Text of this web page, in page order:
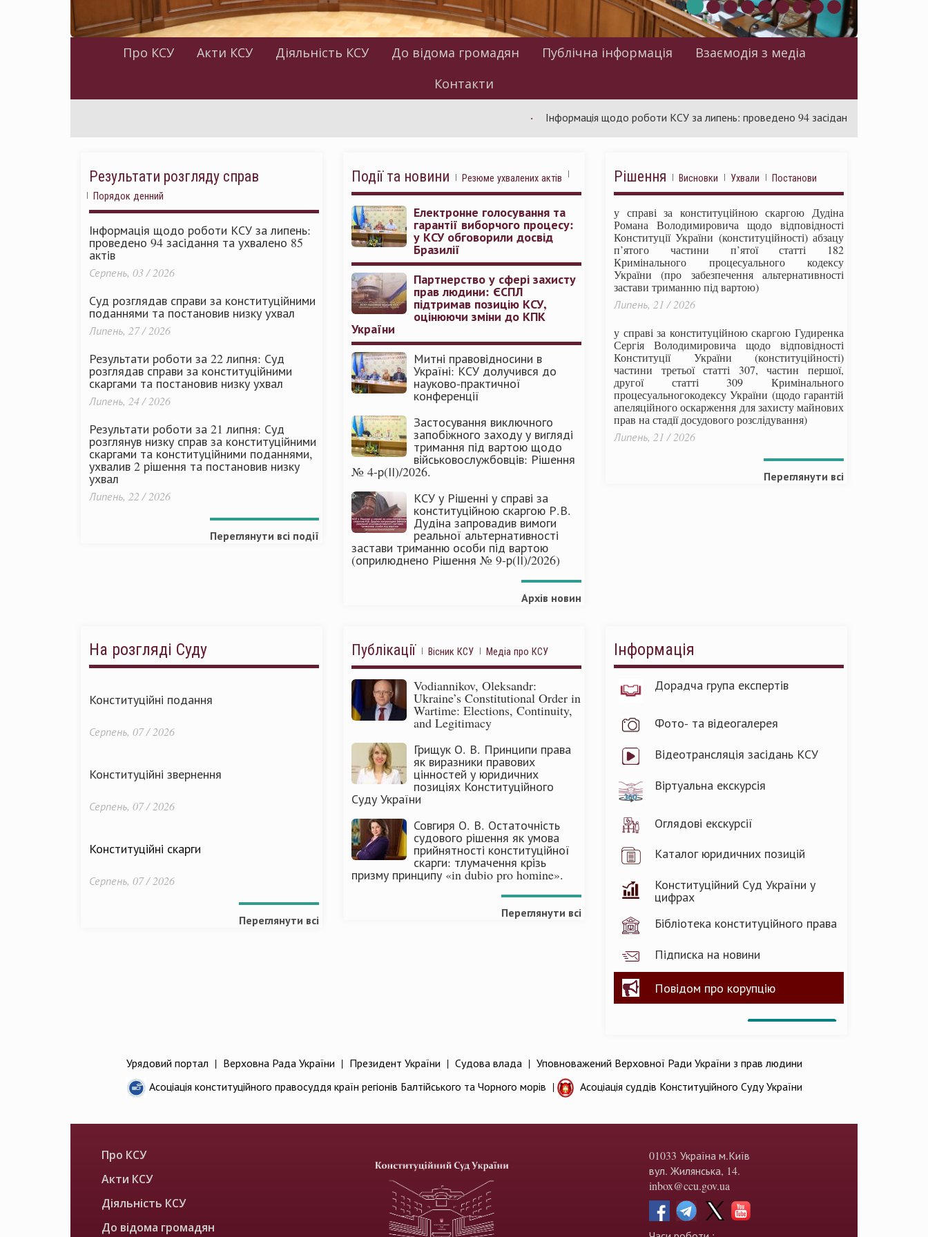
Про КСУ Акти КСУ Діяльність КСУ До відома громадян Публічна інформація
Взаємодія з медіа
Контакти
Інформація щодо роботи КСУ за липень: проведено 94 засідання та ухвалено 85 актів
Результати розгляду справ
Порядок денний
Інформація щодо роботи КСУ за липень:
проведено 94 засідання та ухвалено 85
актів
Серпень, 03 / 2026
Суд розглядав справи за конституційними
поданнями та постановив низку ухвал
Липень, 27 / 2026
Результати роботи за 22 липня: Суд
розглядав справи за конституційними
скаргами та постановив низку ухвал
Липень, 24 / 2026
Результати роботи за 21 липня: Суд
розглянув низку справ за конституційними
скаргами та конституційними поданнями,
ухвалив 2 рішення та постановив низку
ухвал
Липень, 22 / 2026
Переглянути всі події
Події та новини Резюме ухвалених актів
Електронне голосування та
гарантії виборчого процесу:
у КСУ обговорили досвід
Бразилії
Партнерство у сфері захисту
прав людини: ЄСПЛ
підтримав позицію КСУ,
оцінюючи зміни до КПК
України
Митні правовідносини в
Україні: КСУ долучився до
науково-практичної
конференції
Застосування виключного
запобіжного заходу у вигляді
тримання під вартою щодо
військовослужбовців: Рішення
№ 4-р(ІІ)/2026.
КСУ у Рішенні у справі за
конституційною скаргою Р.В.
Дудіна запровадив вимоги
реальної альтернативності
застави триманню особи під вартою
(оприлюднено Рішення № 9-р(ІІ)/2026)
Архів новин
Рішення Висновки Ухвали Постанови
у справі за конституційною скаргою Дудіна
Романа Володимировича щодо відповідності
Конституції України (конституційності) абзацу
п’ятого частини п’ятої статті 182
Кримінального процесуального кодексу
України (про забезпечення альтернативності
застави триманню під вартою)
Липень, 21 / 2026
у справі за конституційною скаргою Гудиренка
Сергія Володимировича щодо відповідності
Конституції України (конституційності)
частини третьої статті 307, частин першої,
другої статті 309 Кримінального
процесуальногокодексу України (щодо гарантій
апеляційного оскарження для захисту майнових
прав на стадії досудового розслідування)
Липень, 21 / 2026
Переглянути всі
На розгляді Суду
Конституційні подання
Серпень, 07 / 2026
Конституційні звернення
Серпень, 07 / 2026
Конституційні скарги
Серпень, 07 / 2026
Переглянути всі
Публікації Вісник КСУ Медіа про КСУ
Vodiannikov, Oleksandr:
Ukraine’s Constitutional Order in
Wartime: Elections, Continuity,
and Legitimacy
Грищук О. В. Принципи права
як виразники правових
цінностей у юридичних
позиціях Конституційного
Суду України
Совгиря О. В. Остаточність
судового рішення як умова
прийнятності конституційної
скарги: тлумачення крізь
призму принципу «in dubio pro homine».
Переглянути всі
Інформація
Дорадча група експертів
Фото- та відеогалерея
Відеотрансляція засідань КСУ
Віртуальна екскурсія
Оглядові екскурсії
Каталог юридичних позицій
Конституційний Суд України у
цифрах
Бібліотека конституційного права
Підписка на новини
Повідом про корупцію
Урядовий портал | Верховна Рада України | Президент України | Судова влада | Уповноважений Верховної Ради України з прав людини
Асоціація конституційного правосуддя країн регіонів Балтійського та Чорного морів | Асоціація суддів Конституційного Суду України
Про КСУ
Акти КСУ
Діяльність КСУ
До відома громадян
01033 Україна м.Київ
вул. Жилянська, 14.
inbox@ccu.gov.ua